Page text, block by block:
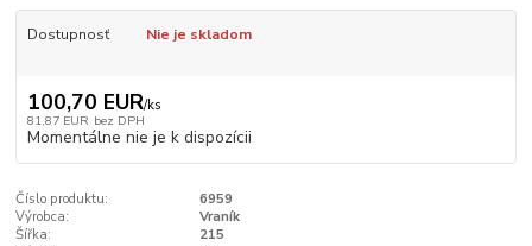
Dostupnosť Nie je skladom
100,70 EUR/ks
81,87 EUR bez DPH
Momentálne nie je k dispozícii
Číslo produktu:
6959
Výrobca:
Vraník
Šířka:
215